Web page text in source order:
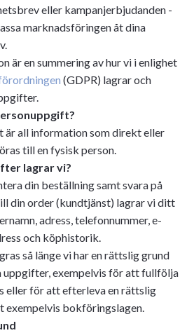
eller kampanjerbjudanden -
marknadsföringen åt dina
är en summering av hur vi i enlighet
(GDPR) lagrar och
är all information som direkt eller
till en fysisk person.
lagrar vi?
din beställning samt svara på
din order (kundtjänst) lagrar vi ditt
adress, telefonnummer, e-
och köphistorik.
så länge vi har en rättslig grund
uppgifter, exempelvis för att fullfölja
eller för att efterleva en rättslig
exempelvis bokföringslagen.